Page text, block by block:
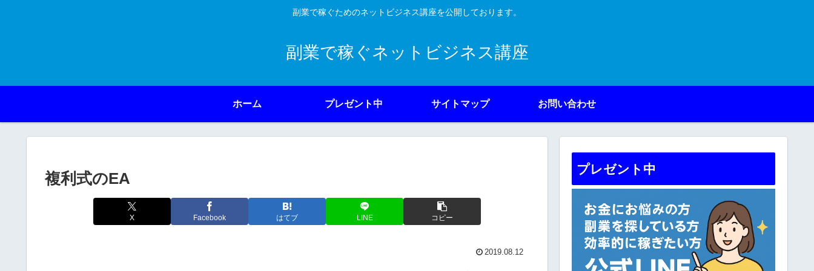
副業で稼ぐためのネットビジネス講座を公開しております。
副業で稼ぐネットビジネス講座
ホーム プレゼント中 サイトマップ お問い合わせ
複利式のEA
X Facebook はてブ LINE コピー
2019.08.12
プレゼント中